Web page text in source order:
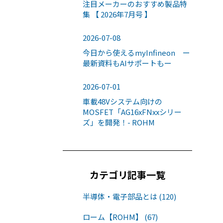
注目メーカーのおすすめ製品特
集 【 2026年7月号 】
2026-07-08
今日から使えるmyInfineon ー
最新資料もAIサポートもー
2026-07-01
車載48Vシステム向けの
MOSFET「AG16xFNxxシリー
ズ」を開発！- ROHM
カテゴリ記事一覧
半導体・電子部品とは (120)
ローム【ROHM】 (67)